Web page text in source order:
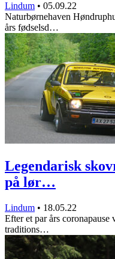
Lindum • 05.09.22
Naturbørnehaven
års fødselsd…
Legendarisk
på lør…
Lindum • 18.05.22
Efter et par års coronapause
traditions…